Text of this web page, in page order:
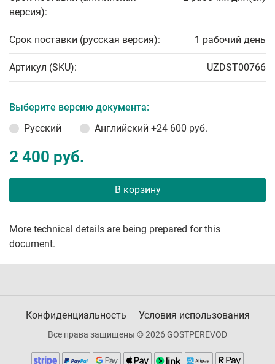
версия):
Срок поставки (русская версия): 1 рабочий день
Артикул (SKU): UZDST00766
Выберите версию документа:
Русский
Английский +24 600 руб.
2 400 руб.
В корзину
More technical details are being prepared for this
document.
Конфиденциальность Условия использования
Все права защищены © 2026 GOSTPEREVOD